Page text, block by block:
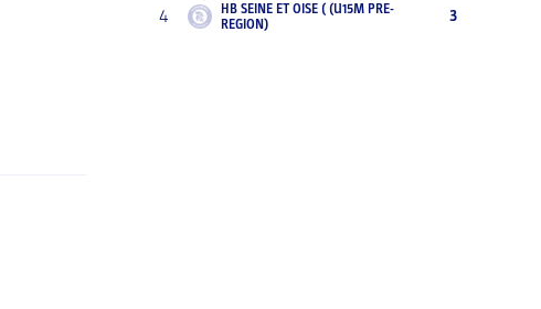
4
HB SEINE ET OISE ( (U15M PRE-
REGION)
3